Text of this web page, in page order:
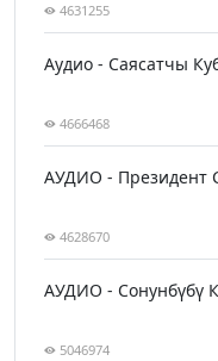
4631255
Аудио - Саясатчы
4666468
АУДИО - Президент
4628670
АУДИО - Сонунбүбү
5046974